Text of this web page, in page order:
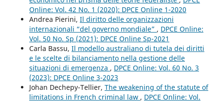
Online: Vol. 42 No. 1 (2020): DPCE Online 1-2020
Andrea Pierini, Il diritto delle organizzazioni
internazionali “del governo mondiale” , DPCE Online:
Vol. 50 No. Sp (2021): DPCE Online Sp-2021
Carla Bassu, Il modello australiano di tutela dei diritti
e le scelte di bilanciamento nella gestione delle
situazioni di emergenza , DPCE Online: Vol. 60 No. 3
(2023): DPCE Online 3-2023
Johan Dechepy-Tellier, The weakening of the statute of
limitations in French criminal law , DPCE Online: Vol.